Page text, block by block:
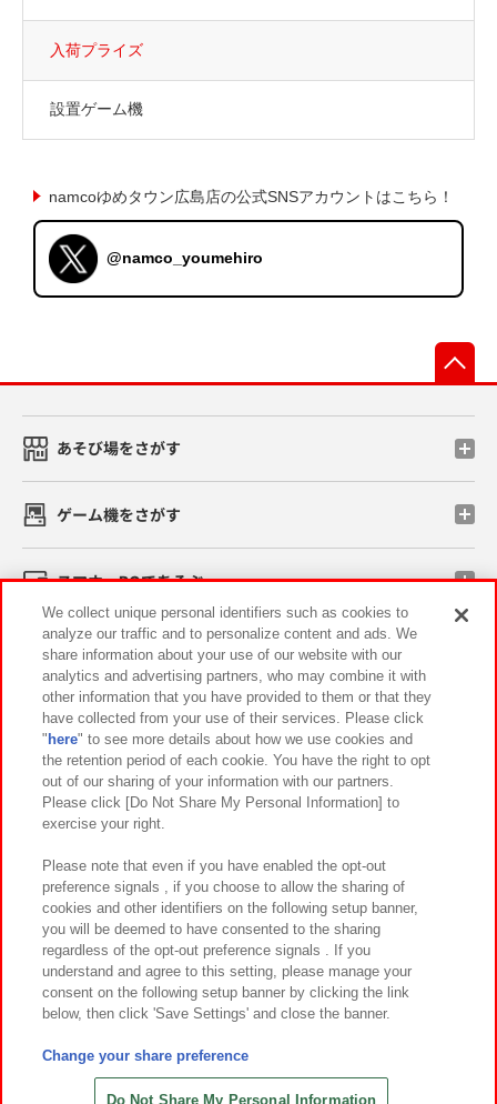
入荷プライズ
設置ゲーム機
namcoゆめタウン広島店の公式SNSアカウントはこちら！
@namco_youmehiro
あそび場をさがす
ゲーム機をさがす
スマホ・PCであそぶ
イベント・キャンペーン
関連会社 サステナビリティ サイトポリシー
プライバシーポリシー ウェブアクセシビリティ方針と検証結果
お取引先さまとともに
カスタマーハラスメント対応方針 よくあるご質問・お問い合わせ
©Bandai Namco Amusement Inc.
©Bandai Namco Amusement Lab Inc.
©HANAYASHIKI Co., Ltd. All Rights Reserved.
We collect unique personal identifiers such as cookies to
analyze our traffic and to personalize content and ads. We
share information about your use of our website with our
analytics and advertising partners, who may combine it with
other information that you have provided to them or that they
have collected from your use of their services. Please click
" here" to see more details about how we use cookies and
the retention period of each cookie. You have the right to opt
out of our sharing of your information with our partners.
Please click [Do Not Share My Personal Information] to
exercise your right.
Please note that even if you have enabled the opt-out
preference signals , if you choose to allow the sharing of
cookies and other identifiers on the following setup banner,
you will be deemed to have consented to the sharing
regardless of the opt-out preference signals . If you
understand and agree to this setting, please manage your
consent on the following setup banner by clicking the link
below, then click 'Save Settings' and close the banner.
Change your share preference
Do Not Share My Personal Information